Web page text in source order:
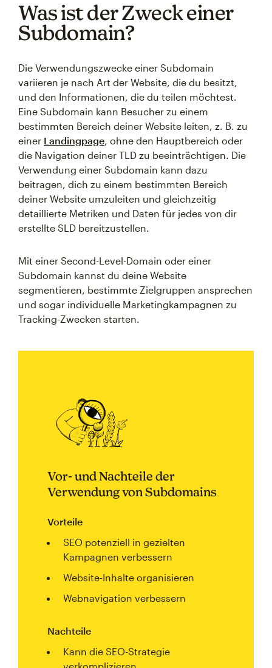
Was ist der Zweck einer
Subdomain?
Die Verwendungszwecke einer Subdomain
variieren je nach Art der Website, die du besitzt,
und den Informationen, die du teilen möchtest.
Eine Subdomain kann Besucher zu einem
bestimmten Bereich deiner Website leiten, z. B. zu
einer Landingpage, ohne den Hauptbereich oder
die Navigation deiner TLD zu beeinträchtigen. Die
Verwendung einer Subdomain kann dazu
beitragen, dich zu einem bestimmten Bereich
deiner Website umzuleiten und gleichzeitig
detaillierte Metriken und Daten für jedes von dir
erstellte SLD bereitzustellen.
Mit einer Second-Level-Domain oder einer
Subdomain kannst du deine Website
segmentieren, bestimmte Zielgruppen ansprechen
und sogar individuelle Marketingkampagnen zu
Tracking-Zwecken starten.
Vor- und Nachteile der
Verwendung von Subdomains
Vorteile
SEO potenziell in gezielten
Kampagnen verbessern
Website-Inhalte organisieren
Webnavigation verbessern
Nachteile
Kann die SEO-Strategie